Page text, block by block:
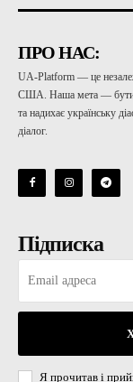
ПРО НАС:
UA-Platform — це
США. Наша мета — бути
та надихає українську
діалог.
Підписка
Я прочитав і